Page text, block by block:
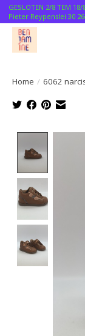
GESLOTEN 2/8 TEM
Pieter Reypenslei 30
Home / 6062